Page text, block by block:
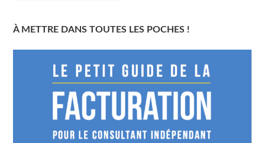
À METTRE DANS TOUTES LES POCHES !